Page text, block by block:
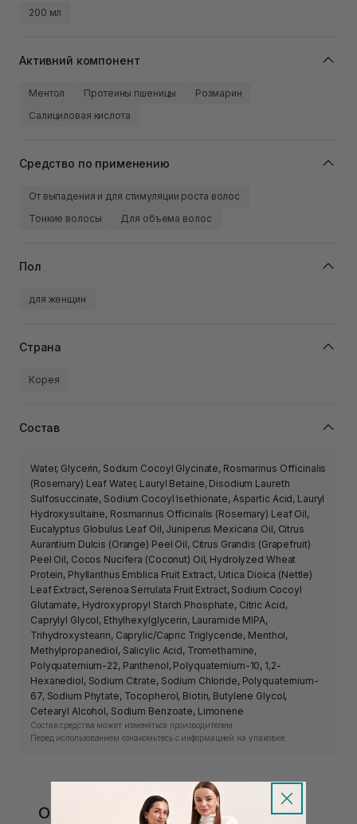
200 мл
Активний компонент
Ментол Протеины пшеницы
Розмарин
Салициловая кислота
Средство по применению
От выпадения и для стимуляции роста волос
Тонкие волосы
Для объема волос
Пол
для женщин
Страна
Корея
Состав
Water, Glycerin, Sodium Cocoyl Glycinate, Rosmarinus Officinalis
(Rosemary) Leaf Water, Lauryl Betaine, Disodium Laureth
Sulfosuccinate, Sodium Cocoyl Isethionate, Aspartic Acid, Lauryl
Hydroxysultaine, Rosmarinus Officinalis (Rosemary) Leaf Oil,
Eucalyptus Globulus Leaf Oil, Juniperus Mexicana Oil, Citrus
Aurantium Dulcis (Orange) Peel Oil, Citrus Grandis (Grapefruit)
Peel Oil, Cocos Nucifera (Coconut) Oil, Hydrolyzed Wheat
Protein, Phyllanthus Emblica Fruit Extract, Urtica Dioica (Nettle)
Leaf Extract, Serenoa Serrulata Fruit Extract, Sodium Cocoyl
Glutamate, Hydroxypropyl Starch Phosphate, Citric Acid,
Caprylyl Glycol, Ethylhexylglycerin, Lauramide MIPA,
Trihydroxystearin, Caprylic/Capric Triglyceride, Menthol,
Methylpropanediol, Salicylic Acid, Tromethamine,
Polyquaternium-22, Panthenol, Polyquaternium-10, 1,2-
Hexanediol, Sodium Citrate, Sodium Chloride, Polyquaternium-
67, Sodium Phytate, Tocopherol, Biotin, Butylene Glycol,
Cetearyl Alcohol, Sodium Benzoate, Limonene
Состав средства может изменяться производителем.
Перед использованием ознакомьтесь с информацией на упаковке.
Отзывы